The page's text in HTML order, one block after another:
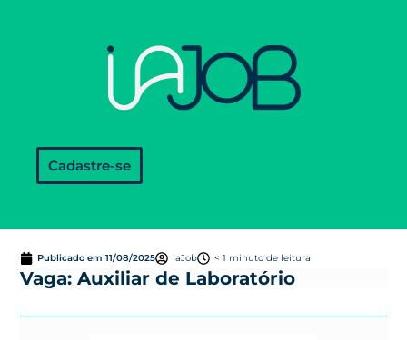
Cadastre-se
Publicado em 11/08/2025 iaJob < 1 minuto de leitura
Vaga: Auxiliar de Laboratório